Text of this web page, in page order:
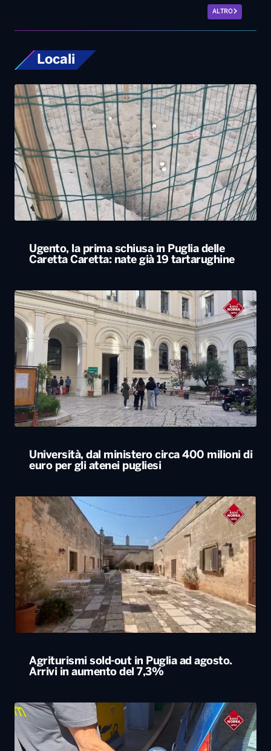
ALTRO
Locali
Ugento, la prima schiusa in Puglia delle
Caretta Caretta: nate già 19 tartarughine
Università, dal ministero circa 400 milioni di
euro per gli atenei pugliesi
Agriturismi sold-out in Puglia ad agosto.
Arrivi in aumento del 7,3%